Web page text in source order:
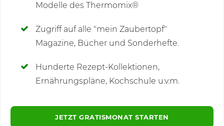
Modelle des Thermomix®
Zugriff auf alle "mein Zaubertopf"
Magazine, Bücher und Sonderhefte.
Hunderte Rezept-Kollektionen,
Ernährungspläne, Kochschule u.v.m.
JETZT GRATISMONAT STARTEN
Kommentare(6)